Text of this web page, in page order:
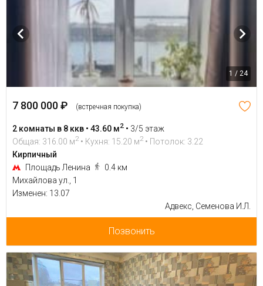
1 / 24
7 800 000 ₽ (встречная покупка)
2 комнаты в 8 ккв • 43.60 м2 • 3/5 этаж
Общая: 316.00 м2 • Кухня: 15.20 м2 • Потолок: 3.22
Кирпичный
Площадь Ленина
0.4 км
Михайлова ул., 1
Изменен: 13.07
Адвекс, Семенова И.Л.
Позвонить